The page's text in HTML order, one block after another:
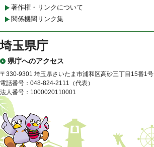
著作権・リンクについて
関係機関リンク集
埼玉県庁
県庁へのアクセス
〒330-9301 埼玉県さいたま市浦和区高砂三丁目15番1号
電話番号：048-824-2111（代表）
法人番号：1000020110001